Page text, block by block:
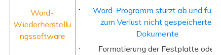
Word-
Wiederherstellu
ngssoftware
Word-Programm stürzt ab und
zum Verlust nicht gespeicherter
Dokumente
Formatierung der Festplatte oder